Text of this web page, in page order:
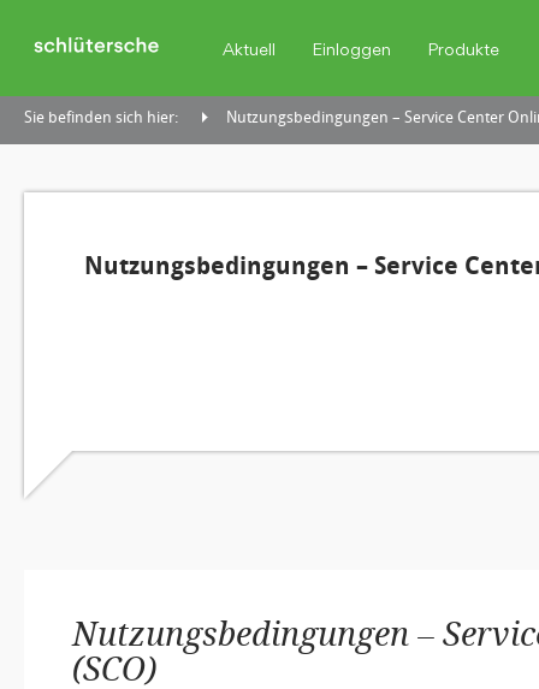
Aktuell Einloggen Produkte
Sie befinden sich hier: Nutzungsbedingungen – Service Center
Nutzungsbedingungen – Service
Nutzungsbedingungen –
(SCO)